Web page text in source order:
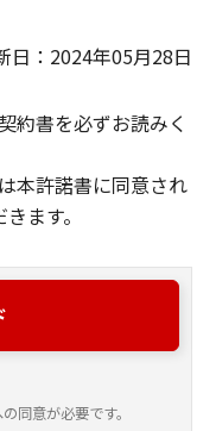
日：2024年05月28日
約書を必ずお読みく
本許諾書に同意され
ます。
同意が必要です。